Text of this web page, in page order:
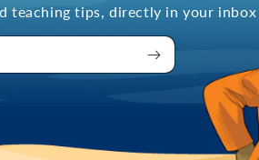
teaching tips, directly in your inbox